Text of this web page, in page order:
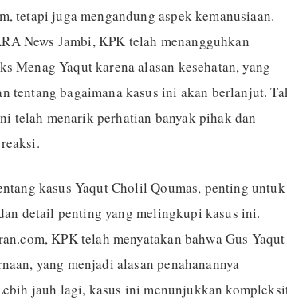
tetapi juga mengandung aspek kemanusiaan.
News Jambi, KPK telah menangguhkan
Menag Yaqut karena alasan kesehatan, yang
tentang bagaimana kasus ini akan berlanjut.
telah menarik perhatian banyak pihak dan
kasus Yaqut Cholil Qoumas, penting untuk
detail penting yang melingkupi kasus ini.
KPK telah menyatakan bahwa Gus Yaqut
yang menjadi alasan penahanannya
jauh lagi, kasus ini menunjukkan